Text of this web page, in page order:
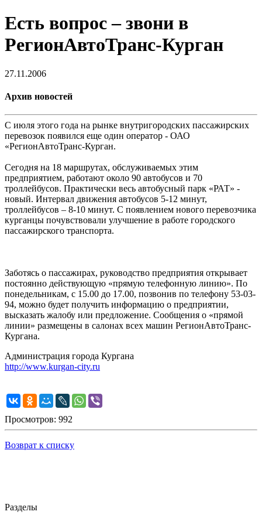
Есть вопрос – звони в
РегионАвтоТранс-Курган
27.11.2006
Архив новостей
С июля этого года на рынке внутригородских пассажирских
перевозок появился еще один оператор - ОАО
«РегионАвтоТранс-Курган.
Сегодня на 18 маршрутах, обслуживаемых этим
предприятием, работают около 90 автобусов и 70
троллейбусов. Практически весь автобусный парк «РАТ» -
новый. Интервал движения автобусов 5-12 минут,
троллейбусов – 8-10 минут. С появлением нового перевозчика
курганцы почувствовали улучшение в работе городского
пассажирского транспорта.
Заботясь о пассажирах, руководство предприятия открывает
постоянно действующую «прямую телефонную линию». По
понедельникам, с 15.00 до 17.00, позвонив по телефону 53-03-
94, можно будет получить информацию о предприятии,
высказать жалобу или предложение. Сообщения о «прямой
линии» размещены в салонах всех машин РегионАвтоТранс-
Кургана.
Администрация города Кургана
http://www.kurgan-city.ru
Просмотров: 992
Возврат к списку
Разделы